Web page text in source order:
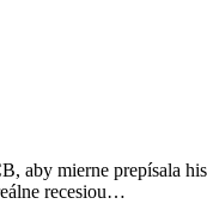
aby mierne prepísala
recesiou…